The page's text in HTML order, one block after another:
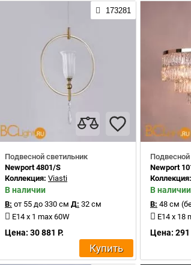
173281
Подвесной светильник
Newport 4801/S
Коллекция: Viasti
В наличии
В: от 55 до 330 см Д: 32 см
E14 x 1 max 60W
Цена: 30 881 Р.
Купить
Подвесной
Newport
Коллекция:
В наличии
В: 48 см
E14 x 18
Цена: 291